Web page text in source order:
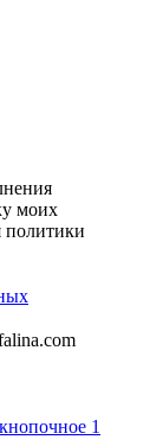
моих